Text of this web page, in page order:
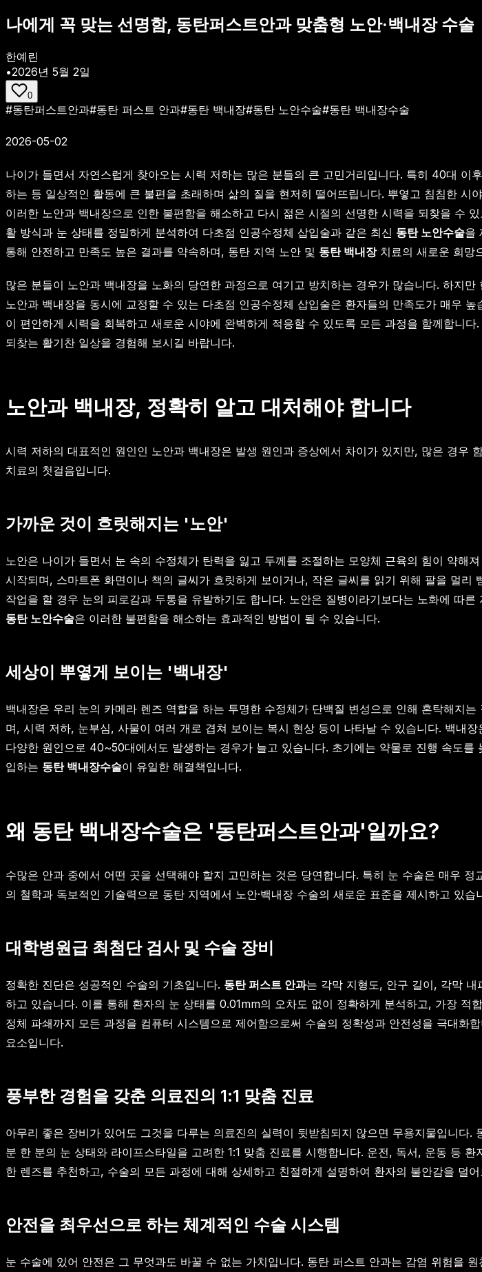
나에게 꼭 맞는 선명함, 동탄퍼스트안과 맞춤형 노안·백내장 수술
한예린
•2026년 5월 2일
0
#동탄퍼스트안과#동탄 퍼스트 안과#동탄 백내장#동탄 노안수술#동탄 백내장수술
2026-05-02
나이가 들면서 자연스럽게 찾아오는 시력 저하는 많은 분들의 큰 고민거리입니다. 특히 40대
하는 등 일상적인 활동에 큰 불편을 초래하며 삶의 질을 현저히 떨어뜨립니다. 뿌옇고 침침한
이러한 노안과 백내장으로 인한 불편함을 해소하고 다시 젊은 시절의 선명한 시력을 되찾을 수
활 방식과 눈 상태를 정밀하게 분석하여 다초점 인공수정체 삽입술과 같은 최신 동탄 노안수술을
통해 안전하고 만족도 높은 결과를 약속하며, 동탄 지역 노안 및 동탄 백내장치료의 새로운 희망
많은 분들이 노안과 백내장을 노화의 당연한 과정으로 여기고 방치하는 경우가 많습니다. 하지
노안과 백내장을 동시에 교정할 수 있는 다초점 인공수정체 삽입술은 환자들의 만족도가 매우 높
이 편안하게 시력을 회복하고 새로운 시야에 완벽하게 적응할 수 있도록 모든 과정을 함께합니
되찾는 활기찬 일상을 경험해 보시길 바랍니다.
노안과 백내장, 정확히 알고 대처해야 합니다
시력 저하의 대표적인 원인인 노안과 백내장은 발생 원인과 증상에서 차이가 있지만, 많은 경우
치료의 첫걸음입니다.
가까운 것이 흐릿해지는 '노안'
노안은 나이가 들면서 눈 속의 수정체가 탄력을 잃고 두께를 조절하는 모양체 근육의 힘이 약
시작되며, 스마트폰 화면이나 책의 글씨가 흐릿하게 보이거나, 작은 글씨를 읽기 위해 팔을 멀
작업을 할 경우 눈의 피로감과 두통을 유발하기도 합니다. 노안은 질병이라기보다는 노화에 따
동탄 노안수술은 이러한 불편함을 해소하는 효과적인 방법이 될 수 있습니다.
세상이 뿌옇게 보이는 '백내장'
백내장은 우리 눈의 카메라 렌즈 역할을 하는 투명한 수정체가 단백질 변성으로 인해 혼탁해지
며, 시력 저하, 눈부심, 사물이 여러 개로 겹쳐 보이는 복시 현상 등이 나타날 수 있습니다. 백내
다양한 원인으로 40~50대에서도 발생하는 경우가 늘고 있습니다. 초기에는 약물로 진행 속도
입하는 동탄 백내장수술이 유일한 해결책입니다.
왜 동탄 백내장수술은 '동탄퍼스트안과'일까요?
수많은 안과 중에서 어떤 곳을 선택해야 할지 고민하는 것은 당연합니다. 특히 눈 수술은 매우
의 철학과 독보적인 기술력으로 동탄 지역에서 노안·백내장 수술의 새로운 표준을 제시하고 있습
대학병원급 최첨단 검사 및 수술 장비
정확한 진단은 성공적인 수술의 기초입니다. 동탄 퍼스트 안과는 각막 지형도, 안구 길이, 각막
하고 있습니다. 이를 통해 환자의 눈 상태를 0.01mm의 오차도 없이 정확하게 분석하고, 가장
정체 파쇄까지 모든 과정을 컴퓨터 시스템으로 제어함으로써 수술의 정확성과 안전성을 극대화
요소입니다.
풍부한 경험을 갖춘 의료진의 1:1 맞춤 진료
아무리 좋은 장비가 있어도 그것을 다루는 의료진의 실력이 뒷받침되지 않으면 무용지물입니다
분 한 분의 눈 상태와 라이프스타일을 고려한 1:1 맞춤 진료를 시행합니다. 운전, 독서, 운동 등
한 렌즈를 추천하고, 수술의 모든 과정에 대해 상세하고 친절하게 설명하여 환자의 불안감을 덜어
안전을 최우선으로 하는 체계적인 수술 시스템
눈 수술에 있어 안전은 그 무엇과도 바꿀 수 없는 가치입니다. 동탄 퍼스트 안과는 감염 위험을